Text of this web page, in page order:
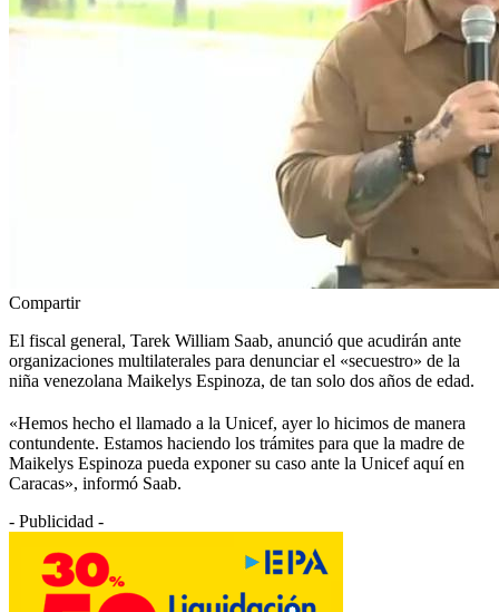
Compartir
El fiscal general, Tarek William Saab, anunció que acudirán ante
organizaciones multilaterales para denunciar el «secuestro» de la
niña venezolana Maikelys Espinoza, de tan solo dos años de edad.
«Hemos hecho el llamado a la Unicef, ayer lo hicimos de manera
contundente. Estamos haciendo los trámites para que la madre de
Maikelys Espinoza pueda exponer su caso ante la Unicef aquí en
Caracas», informó Saab.
- Publicidad -